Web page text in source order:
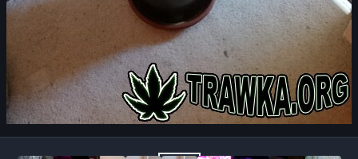
Image Tools